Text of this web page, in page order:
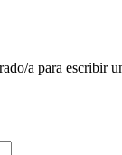
a para escribir